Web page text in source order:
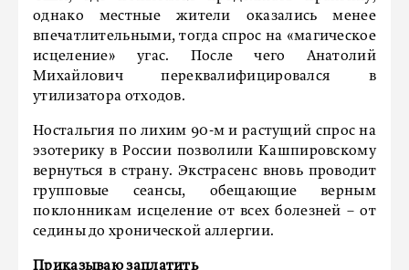
однако местные жители оказались менее
впечатлительными, тогда спрос на «магическое
исцеление» угас. После чего Анатолий
Михайлович переквалифицировался в
утилизатора отходов.
Ностальгия по лихим 90-м и растущий спрос на
эзотерику в России позволили Кашпировскому
вернуться в страну. Экстрасенс вновь проводит
групповые сеансы, обещающие верным
поклонникам исцеление от всех болезней – от
седины до хронической аллергии.
Приказываю заплатить